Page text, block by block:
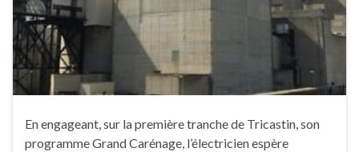
En engageant, sur la première tranche de Tricastin, son
programme Grand Carénage, l’électricien espère